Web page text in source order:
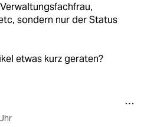
sondern nur der Status
etwas kurz geraten?